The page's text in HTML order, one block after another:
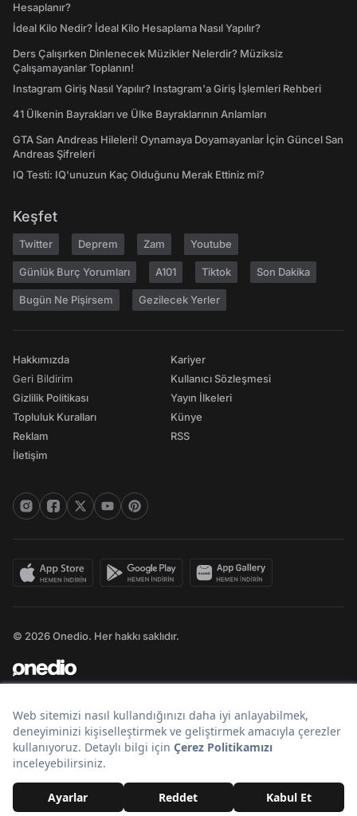
Hesaplanır?
İdeal Kilo Nedir? İdeal Kilo Hesaplama Nasıl Yapılır?
Ders Çalışırken Dinlenecek Müzikler Nelerdir? Müziksiz
Çalışamayanlar Toplanın!
Instagram Giriş Nasıl Yapılır? Instagram'a Giriş İşlemleri Rehberi
41 Ülkenin Bayrakları ve Ülke Bayraklarının Anlamları
GTA San Andreas Hileleri! Oynamaya Doyamayanlar İçin Güncel San
Andreas Şifreleri
IQ Testi: IQ'unuzun Kaç Olduğunu Merak Ettiniz mi?
Keşfet
Twitter Deprem Zam Youtube
Günlük Burç Yorumları A101 Tiktok Son Dakika
Bugün Ne Pişirsem Gezilecek Yerler
Hakkımızda
Geri Bildirim
Gizlilik Politikası
Topluluk Kuralları
Reklam
İletişim
Kariyer
Kullanıcı Sözleşmesi
Yayın İlkeleri
Künye
RSS
© 2026 Onedio. Her hakkı saklıdır.
Bir markasıdır.